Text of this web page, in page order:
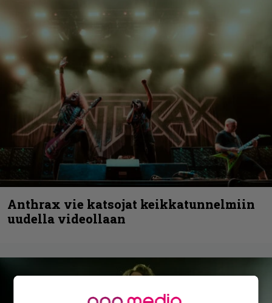
Anthrax vie katsojat keikkatunnelmiin
uudella videollaan